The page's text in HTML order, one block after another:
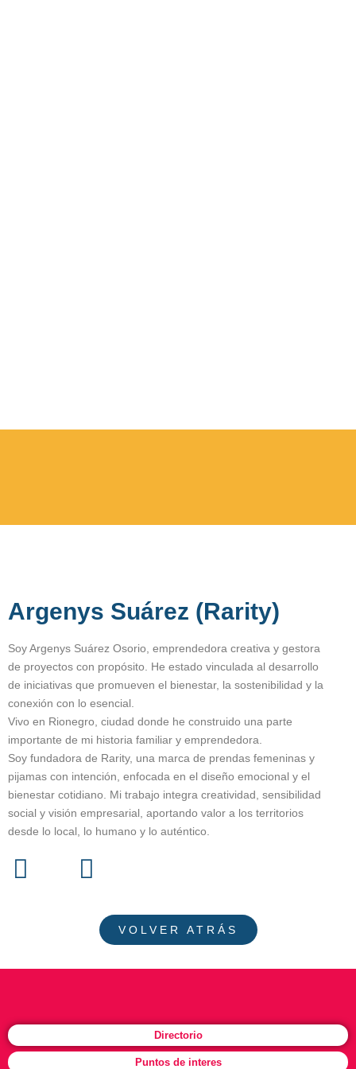
Argenys Suárez (Rarity)
Soy Argenys Suárez Osorio, emprendedora creativa y gestora
de proyectos con propósito. He estado vinculada al desarrollo
de iniciativas que promueven el bienestar, la sostenibilidad y la
conexión con lo esencial.
Vivo en Rionegro, ciudad donde he construido una parte
importante de mi historia familiar y emprendedora.
Soy fundadora de Rarity, una marca de prendas femeninas y
pijamas con intención, enfocada en el diseño emocional y el
bienestar cotidiano. Mi trabajo integra creatividad, sensibilidad
social y visión empresarial, aportando valor a los territorios
desde lo local, lo humano y lo auténtico.
VOLVER ATRÁS
Directorio
Puntos de interes